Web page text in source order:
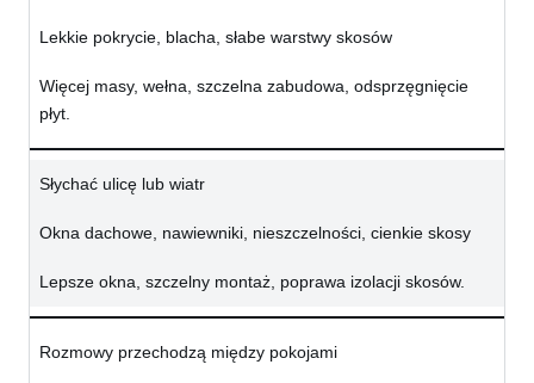
Lekkie pokrycie, blacha, słabe warstwy skosów
Więcej masy, wełna, szczelna zabudowa, odsprzęgnięcie
płyt.
Słychać ulicę lub wiatr
Okna dachowe, nawiewniki, nieszczelności, cienkie skosy
Lepsze okna, szczelny montaż, poprawa izolacji skosów.
Rozmowy przechodzą między pokojami